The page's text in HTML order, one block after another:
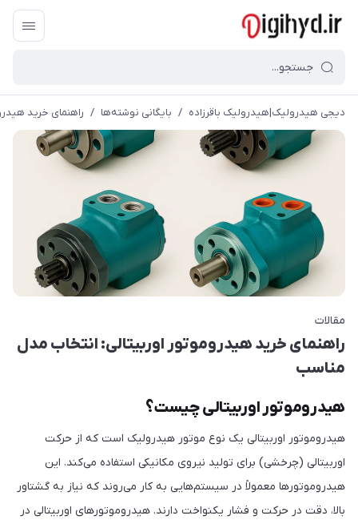
دیجی هیدرولیک|هیدرولیک باقرزاده / بایگانی نوشته‌ها / راهنمای خرید
مقالات
راهنمای خرید هیدروموتور اوربیتالی: انتخاب مدل
مناسب
هیدروموتور اوربیتالی چیست؟
هیدروموتور اوربیتالی یک نوع موتور هیدرولیک است که از حرکت
اوربیتالی (چرخشی) برای تولید نیروی مکانیکی استفاده می‌کند. این
هیدروموتورها معمولاً در سیستم‌هایی به کار می‌روند که نیاز به گشتاور
بالا، دقت در حرکت و فشار یکنواخت دارند. هیدروموتورهای اوربیتالی در